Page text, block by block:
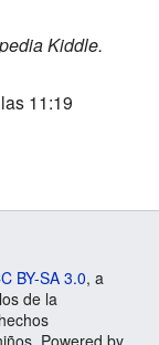
Kiddle.
11:19
BY-SA 3.0, a
de la
Powered by